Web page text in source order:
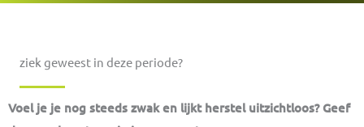
ziek geweest in deze periode?
Voel je je nog steeds zwak en lijkt herstel uitzichtloos? Geef